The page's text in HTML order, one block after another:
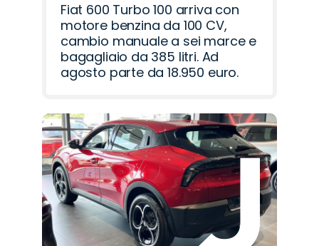
Fiat 600 Turbo 100 arriva con
motore benzina da 100 CV,
cambio manuale a sei marce e
bagagliaio da 385 litri. Ad
agosto parte da 18.950 euro.